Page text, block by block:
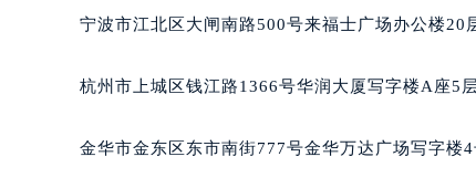
泉州市丰泽区宝洲路729号浦西
烟台市芝罘区胜利路139号万达金
贵阳市南明区都司高架桥路33号
宁波市江北区大闸南路500号来福士广场办公楼20
杭州市上城区钱江路1366号华润大厦写字楼A座5
金华市金东区东市南街777号金华万达广场写字楼